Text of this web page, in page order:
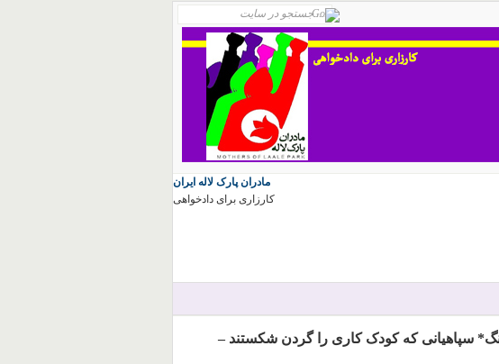
مادران پارک لاله ایران
کارزاری برای دادخواهی
سپاهیانی که کودک کاری را گردن شکستند –